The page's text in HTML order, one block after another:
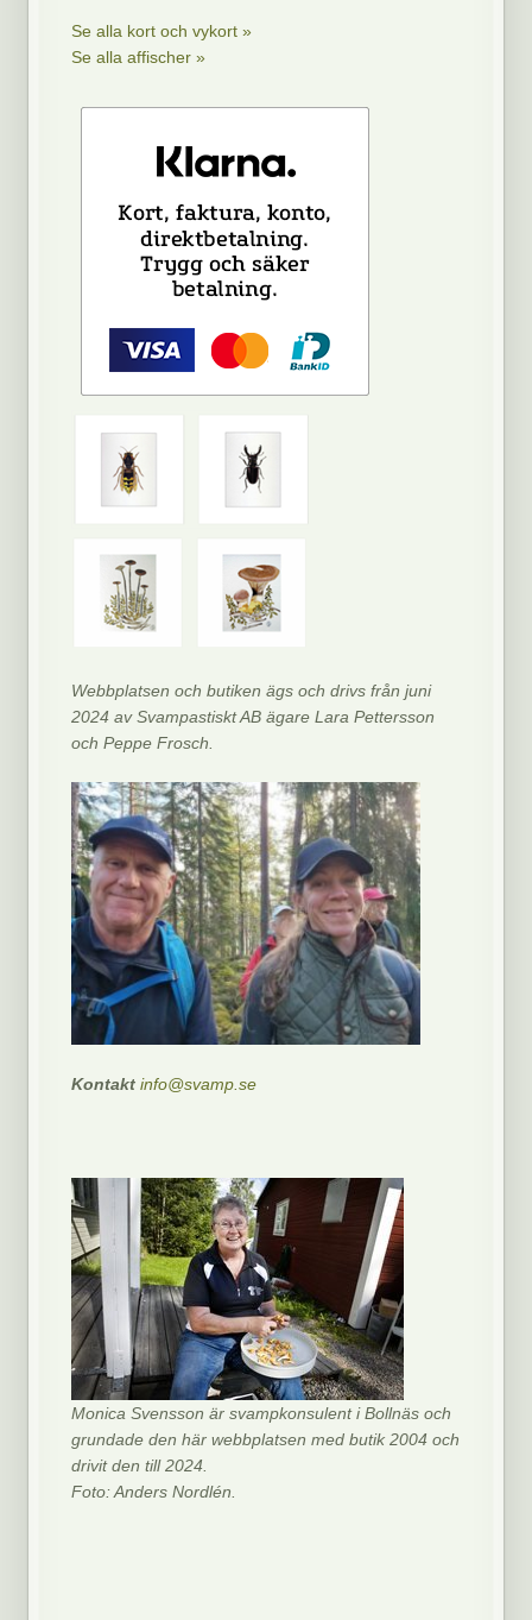
Se alla kort och vykort »
Se alla affischer »
Webbplatsen och butiken ägs och drivs från juni
2024 av Svampastiskt AB ägare Lara Pettersson
och Peppe Frosch.
Kontaktinfo@svamp.se
Monica Svensson är svampkonsulent i Bollnäs och
grundade den här webbplatsen med butik 2004 och
drivit den till 2024.
Foto: Anders Nordlén.